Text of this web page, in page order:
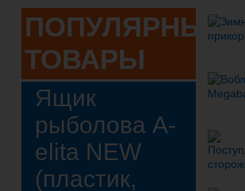
ПОПУЛЯРНЫЕ
ТОВАРЫ
Ящик
рыболова A-
elita NEW
(пластик,
имени